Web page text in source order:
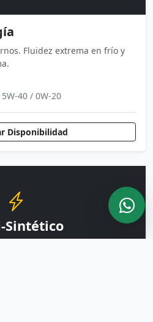
Fluidez extrema en frío y
40 / 0W-20
Disponibilidad
Sintético